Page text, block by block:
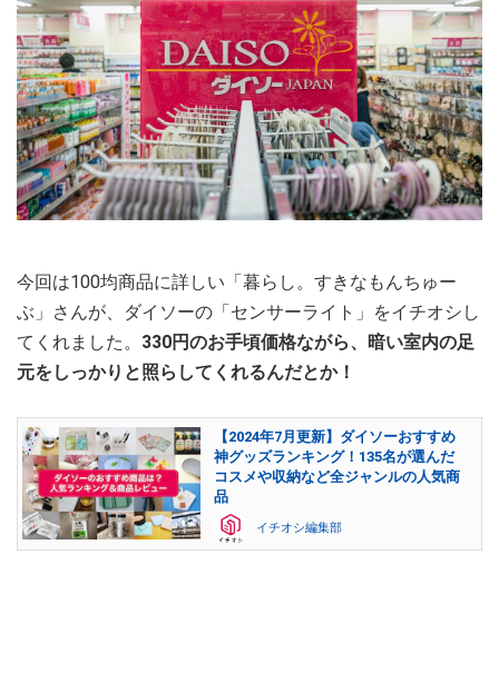
今回は100均商品に詳しい「暮らし。すきなもんちゅー
ぶ」さんが、ダイソーの「センサーライト」をイチオシし
てくれました。 330円のお手頃価格ながら、暗い室内の足
元をしっかりと照らしてくれるんだとか！
【2024年7月更新】ダイソーおすすめ
神グッズランキング！135名が選んだ
コスメや収納など全ジャンルの人気商
品
イチオシ編集部